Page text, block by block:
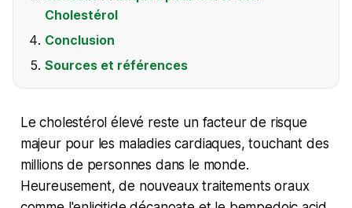
Cholestérol
Conclusion
Sources et références
Le cholestérol élevé reste un facteur de risque
majeur pour les maladies cardiaques, touchant des
millions de personnes dans le monde.
Heureusement, de nouveaux traitements oraux